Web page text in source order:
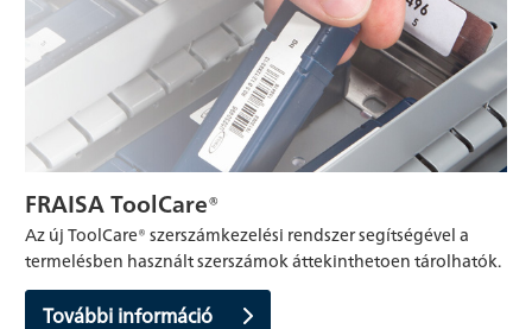
FRAISA ToolCare®
Az új ToolCare® szerszámkezelési rendszer segítségével a
termelésben használt szerszámok áttekinthetoen tárolhatók.
További információ